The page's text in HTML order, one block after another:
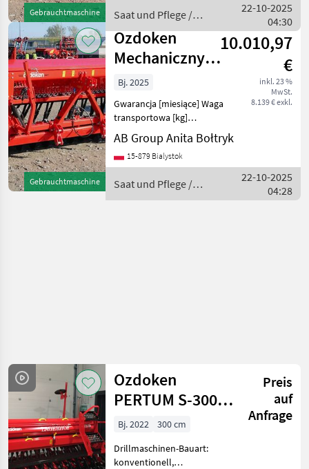
Gebrauchtmaschine
nawozów (nawożenie
wgłębne) Dan
Saat und Pflege /
Ozdoken
22-10-2025
04:30
Gebrauchtmaschine
Ozdoken
Mechaniczny
siewnik
zbożowy
zaczepiany
Pertum-S3
10.010,97
€
inkl. 23 %
MwSt.
8.139 € exkl.
Bj. 2025
Gwarancja [miesiące] Waga
transportowa [kg]
Uniwersalny mechaniczny
siewnik zbożowy
zaczepiany OZDOKEN
jednotalerzowy. Dane
techniczne: - 24 rzęd
AB Group Anita Bołtryk
15-879 Bialystok
Saat und Pflege /
Ozdoken
22-10-2025
04:28
Ozdoken
PERTUM S-300
Drillmaschinen
Preis
auf
Anfrage
Bj. 2022
300 cm
Drillmaschinen-Bauart:
konventionell,